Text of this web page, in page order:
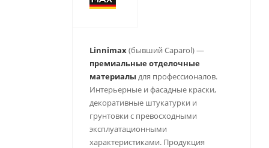
Linnimax(бывший Caparol) —
премиальные отделочные
материалы для профессионалов.
Интерьерные и фасадные краски,
декоративные штукатурки и
грунтовки с превосходными
эксплуатационными
характеристиками. Продукция